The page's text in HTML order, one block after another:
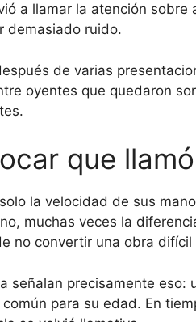
a llamar la atención
demasiado ruido.
de varias
oyentes que quedaron
que
la velocidad de sus
muchas veces la
no convertir una obra
señalan precisamente eso:
para su edad. En